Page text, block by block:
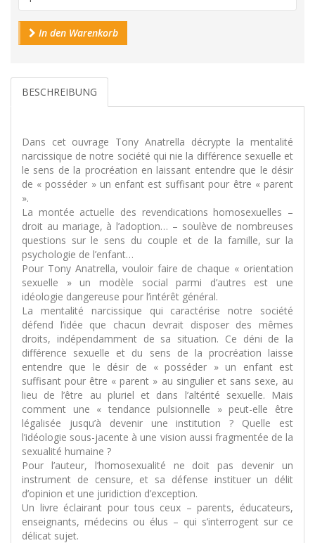
In den Warenkorb
BESCHREIBUNG
Dans cet ouvrage Tony Anatrella décrypte la mentalité
narcissique de notre société qui nie la différence sexuelle et
le sens de la procréation en laissant entendre que le désir
de « posséder » un enfant est suffisant pour être « parent
».
La montée actuelle des revendications homosexuelles –
droit au mariage, à l’adoption… – soulève de nombreuses
questions sur le sens du couple et de la famille, sur la
psychologie de l’enfant…
Pour Tony Anatrella, vouloir faire de chaque « orientation
sexuelle » un modèle social parmi d’autres est une
idéologie dangereuse pour l’intérêt général.
La mentalité narcissique qui caractérise notre société
défend l’idée que chacun devrait disposer des mêmes
droits, indépendamment de sa situation. Ce déni de la
différence sexuelle et du sens de la procréation laisse
entendre que le désir de « posséder » un enfant est
suffisant pour être « parent » au singulier et sans sexe, au
lieu de l’être au pluriel et dans l’altérité sexuelle. Mais
comment une « tendance pulsionnelle » peut-elle être
légalisée jusqu’à devenir une institution ? Quelle est
l’idéologie sous-jacente à une vision aussi fragmentée de la
sexualité humaine ?
Pour l’auteur, l’homosexualité ne doit pas devenir un
instrument de censure, et sa défense instituer un délit
d’opinion et une juridiction d’exception.
Un livre éclairant pour tous ceux – parents, éducateurs,
enseignants, médecins ou élus – qui s’interrogent sur ce
délicat sujet.